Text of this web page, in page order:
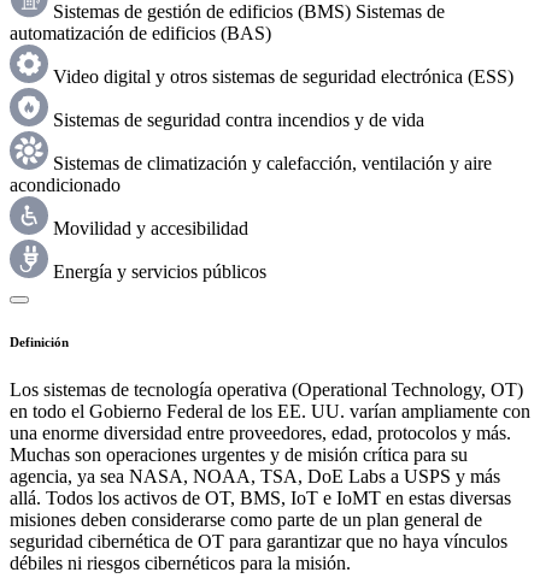
Sistemas de gestión de edificios (BMS) Sistemas de
automatización de edificios (BAS)
Video digital y otros sistemas de seguridad electrónica (ESS)
Sistemas de seguridad contra incendios y de vida
Sistemas de climatización y calefacción, ventilación y aire
acondicionado
Movilidad y accesibilidad
Energía y servicios públicos
Definición
Los sistemas de tecnología operativa (Operational Technology, OT)
en todo el Gobierno Federal de los EE. UU. varían ampliamente con
una enorme diversidad entre proveedores, edad, protocolos y más.
Muchas son operaciones urgentes y de misión crítica para su
agencia, ya sea NASA, NOAA, TSA, DoE Labs a USPS y más
allá. Todos los activos de OT, BMS, IoT e IoMT en estas diversas
misiones deben considerarse como parte de un plan general de
seguridad cibernética de OT para garantizar que no haya vínculos
débiles ni riesgos cibernéticos para la misión.